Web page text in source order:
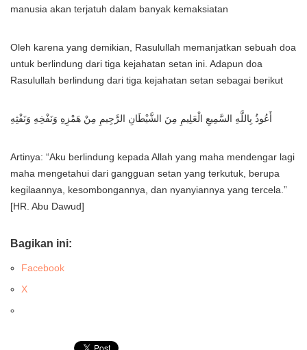
manusia akan terjatuh dalam banyak kemaksiatan
Oleh karena yang demikian, Rasulullah memanjatkan sebuah doa
untuk berlindung dari tiga kejahatan setan ini. Adapun doa
Rasulullah berlindung dari tiga kejahatan setan sebagai berikut
أَعُوذُ بِاللَّهِ السَّمِيعِ الْعَلِيمِ مِنَ الشَّيْطَانِ الرَّجِيمِ مِنْ هَمْزِهِ وَنَفْخِهِ وَنَفْثِهِ
Artinya: “Aku berlindung kepada Allah yang maha mendengar lagi
maha mengetahui dari gangguan setan yang terkutuk, berupa
kegilaannya, kesombongannya, dan nyanyiannya yang tercela.”
[HR. Abu Dawud]
Bagikan ini:
Facebook
X